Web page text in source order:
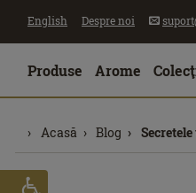
English Despre noi
Produse Arome
Acasă Blog